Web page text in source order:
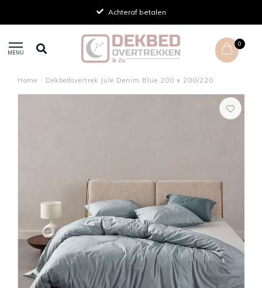
Achteraf betalen
MENU
0
Home / Dekbedovertrek Jule Denim Blue 200 x 200/220